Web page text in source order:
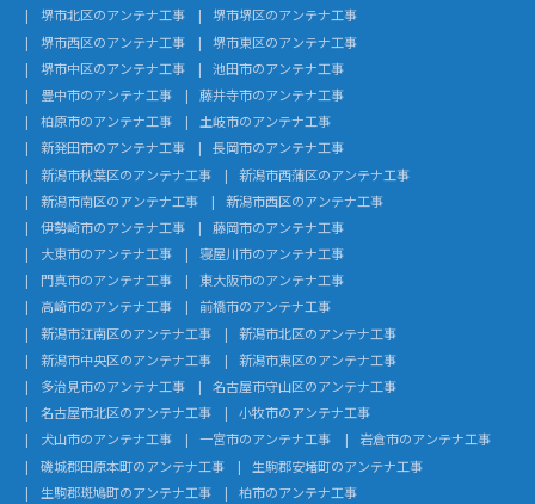
堺市北区のアンテナ工事
堺市堺区のアンテナ工事
堺市西区のアンテナ工事
堺市東区のアンテナ工事
堺市中区のアンテナ工事
池田市のアンテナ工事
豊中市のアンテナ工事
藤井寺市のアンテナ工事
柏原市のアンテナ工事
土岐市のアンテナ工事
新発田市のアンテナ工事
長岡市のアンテナ工事
新潟市秋葉区のアンテナ工事
新潟市西蒲区のアンテナ工事
新潟市南区のアンテナ工事
新潟市西区のアンテナ工事
伊勢崎市のアンテナ工事
藤岡市のアンテナ工事
大東市のアンテナ工事
寝屋川市のアンテナ工事
門真市のアンテナ工事
東大阪市のアンテナ工事
高崎市のアンテナ工事
前橋市のアンテナ工事
新潟市江南区のアンテナ工事
新潟市北区のアンテナ工事
新潟市中央区のアンテナ工事
新潟市東区のアンテナ工事
多治見市のアンテナ工事
名古屋市守山区のアンテナ工事
名古屋市北区のアンテナ工事
小牧市のアンテナ工事
犬山市のアンテナ工事
一宮市のアンテナ工事
岩倉市のアンテナ工事
磯城郡田原本町のアンテナ工事
生駒郡安堵町のアンテナ工事
生駒郡斑鳩町のアンテナ工事
柏市のアンテナ工事